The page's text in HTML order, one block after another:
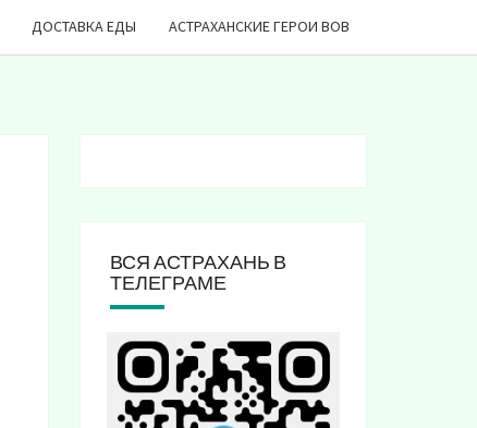
ДОСТАВКА ЕДЫ АСТРАХАНСКИЕ ГЕРОИ ВОВ
ВСЯ АСТРАХАНЬ В
ТЕЛЕГРАМЕ